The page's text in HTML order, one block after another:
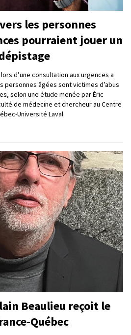
les personnes
pourraient jouer un
d’une consultation aux urgences a
personnes âgées sont victimes d’abus
selon une étude menée par Éric
de médecine et chercheur au Centre
Université Laval.
Beaulieu reçoit le
Québec